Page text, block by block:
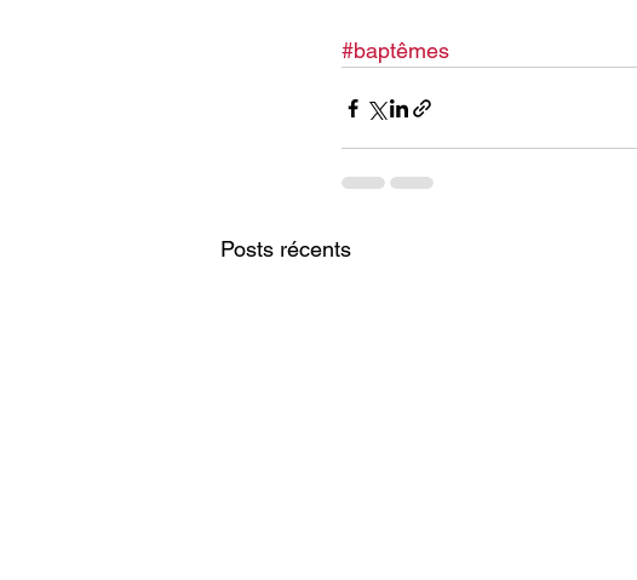
#baptêmes
Posts récents